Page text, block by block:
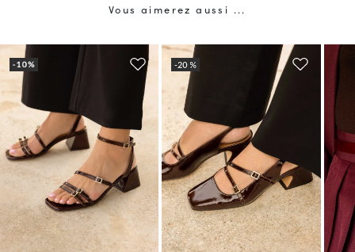
Vous aimerez aussi ...